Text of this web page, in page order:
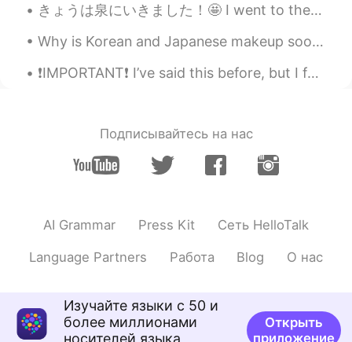
僕の一番ところお薦め はMilford
Soundsです
Soundsです
来年もう1回バンで旅行 したい
釣りしたり さふ波乗りしたい
MCE 2019.03.29 08:59
JP
kent 2019.03.29 08:56
きょうは泉にいきました！🤩 I went to the springs today!🤩 それはとてもきれいだった！ 🥰😍 It was so pretty!! 🥰😍 ここにいたい，しごとに...
Why is Korean and Japanese makeup sooo much nicer than American makeup!? 😍#ThankYouSouthKorea #Th...
❗️IMPORTANT❗️ I’ve said this before, but I feel I need to say it again... NEVER feel bad about s...
Подписывайтесь на нас
AI Grammar Press Kit Сеть HelloTalk
Language Partners Работа Blog О нас
Изучайте языки с 50 и
более миллионами
носителей языка
Открыть
приложение